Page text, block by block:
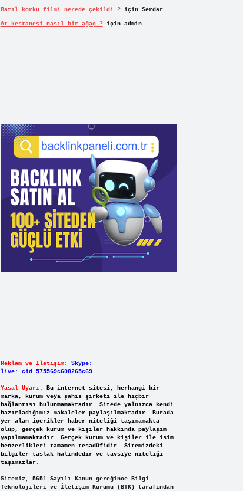
Batıl korku filmi nerede çekildi ?için Serdar
At kestanesi nasıl bir ağaç ?için admin
Reklam ve İletişim:
Skype:
live:.cid.575569c608265c69
Yasal Uyarı:
Bu internet sitesi, herhangi bir
marka, kurum veya şahıs şirketi ile hiçbir
bağlantısı bulunmamaktadır. Sitede yalnızca kendi
hazırladığımız makaleler paylaşılmaktadır. Burada
yer alan içerikler haber niteliği taşımamakta
olup, gerçek kurum ve kişiler hakkında paylaşım
yapılmamaktadır. Gerçek kurum ve kişiler ile isim
benzerlikleri tamamen tesadüfidir. Sitemizdeki
bilgiler taslak halindedir ve tavsiye niteliği
taşımazlar.
Sitemiz, 5651 Sayılı Kanun gereğince Bilgi
Teknolojileri ve İletişim Kurumu (BTK) tarafından